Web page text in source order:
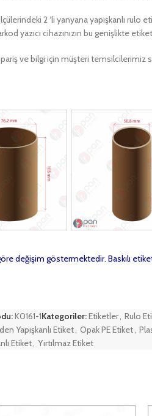
2 ‘li yanyana yapışkanlı rulo
yazıcı cihazınızın bu genişlikte
ve bilgi için müşteri temsilcilerimiz
değişim göstermektedir. Baskılı
K0161-1Kategoriler:Etiketler, Rulo
Yapışkanlı Etiket, Opak PE Etiket,
Etiket, Yırtılmaz Etiket